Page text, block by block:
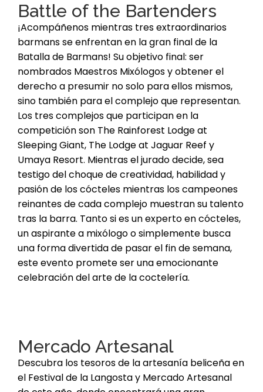
Battle of the Bartenders
¡Acompáñenos mientras tres extraordinarios
barmans se enfrentan en la gran final de la
Batalla de Barmans! Su objetivo final: ser
nombrados Maestros Mixólogos y obtener el
derecho a presumir no solo para ellos mismos,
sino también para el complejo que representan.
Los tres complejos que participan en la
competición son The Rainforest Lodge at
Sleeping Giant, The Lodge at Jaguar Reef y
Umaya Resort. Mientras el jurado decide, sea
testigo del choque de creatividad, habilidad y
pasión de los cócteles mientras los campeones
reinantes de cada complejo muestran su talento
tras la barra. Tanto si es un experto en cócteles,
un aspirante a mixólogo o simplemente busca
una forma divertida de pasar el fin de semana,
este evento promete ser una emocionante
celebración del arte de la coctelería.
Mercado Artesanal
Descubra los tesoros de la artesanía beliceña en
el Festival de la Langosta y Mercado Artesanal